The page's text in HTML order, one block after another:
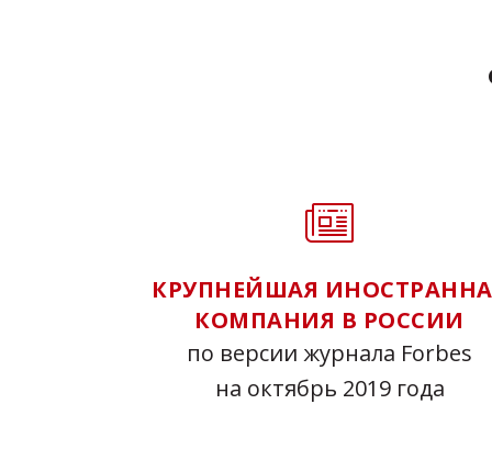
КРУПНЕЙШАЯ
КОМПАНИЯ В РОССИИ
по версии журнала Forbes
на октябрь 2019 года